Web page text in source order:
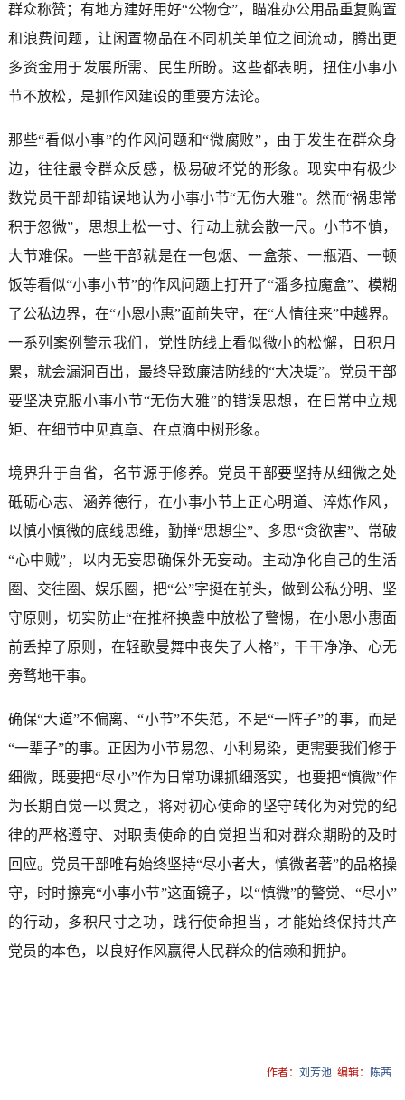
群众称赞；有地方建好用好“公物仓”，瞄准办公用品重复购置
和浪费问题，让闲置物品在不同机关单位之间流动，腾出更
多资金用于发展所需、民生所盼。这些都表明，扭住小事小
节不放松，是抓作风建设的重要方法论。
那些“看似小事”的作风问题和“微腐败”，由于发生在群众身
边，往往最令群众反感，极易破坏党的形象。现实中有极少
数党员干部却错误地认为小事小节“无伤大雅”。然而“祸患常
积于忽微”，思想上松一寸、行动上就会散一尺。小节不慎，
大节难保。一些干部就是在一包烟、一盒茶、一瓶酒、一顿
饭等看似“小事小节”的作风问题上打开了“潘多拉魔盒”、模糊
了公私边界，在“小恩小惠”面前失守，在“人情往来”中越界。
一系列案例警示我们，党性防线上看似微小的松懈，日积月
累，就会漏洞百出，最终导致廉洁防线的“大决堤”。党员干部
要坚决克服小事小节“无伤大雅”的错误思想，在日常中立规
矩、在细节中见真章、在点滴中树形象。
境界升于自省，名节源于修养。党员干部要坚持从细微之处
砥砺心志、涵养德行，在小事小节上正心明道、淬炼作风，
以慎小慎微的底线思维，勤掸“思想尘”、多思“贪欲害”、常破
“心中贼”，以内无妄思确保外无妄动。主动净化自己的生活
圈、交往圈、娱乐圈，把“公”字挺在前头，做到公私分明、坚
守原则，切实防止“在推杯换盏中放松了警惕，在小恩小惠面
前丢掉了原则，在轻歌曼舞中丧失了人格”，干干净净、心无
旁骛地干事。
确保“大道”不偏离、“小节”不失范，不是“一阵子”的事，而是
“一辈子”的事。正因为小节易忽、小利易染，更需要我们修于
细微，既要把“尽小”作为日常功课抓细落实，也要把“慎微”作
为长期自觉一以贯之，将对初心使命的坚守转化为对党的纪
律的严格遵守、对职责使命的自觉担当和对群众期盼的及时
回应。党员干部唯有始终坚持“尽小者大，慎微者著”的品格操
守，时时擦亮“小事小节”这面镜子，以“慎微”的警觉、“尽小”
的行动，多积尺寸之功，践行使命担当，才能始终保持共产
党员的本色，以良好作风赢得人民群众的信赖和拥护。
作者：刘芳池编辑： 陈茜